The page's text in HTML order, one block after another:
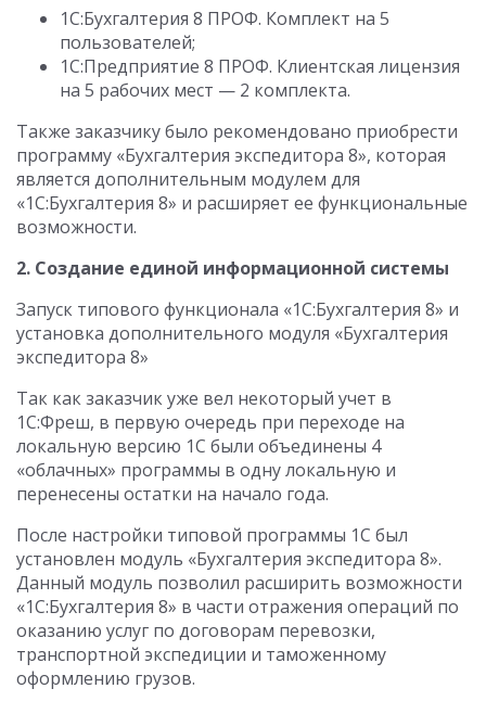
1С:Бухгалтерия 8 ПРОФ. Комплект на 5
пользователей;
1С:Предприятие 8 ПРОФ. Клиентская лицензия
на 5 рабочих мест — 2 комплекта.
Также заказчику было рекомендовано приобрести
программу «Бухгалтерия экспедитора 8», которая
является дополнительным модулем для
«1С:Бухгалтерия 8» и расширяет ее функциональные
возможности.
2. Создание единой информационной системы
Запуск типового функционала «1С:Бухгалтерия 8» и
установка дополнительного модуля «Бухгалтерия
экспедитора 8»
Так как заказчик уже вел некоторый учет в
1С:Фреш, в первую очередь при переходе на
локальную версию 1С были объединены 4
«облачных» программы в одну локальную и
перенесены остатки на начало года.
После настройки типовой программы 1С был
установлен модуль «Бухгалтерия экспедитора 8».
Данный модуль позволил расширить возможности
«1С:Бухгалтерия 8» в части отражения операций по
оказанию услуг по договорам перевозки,
транспортной экспедиции и таможенному
оформлению грузов.